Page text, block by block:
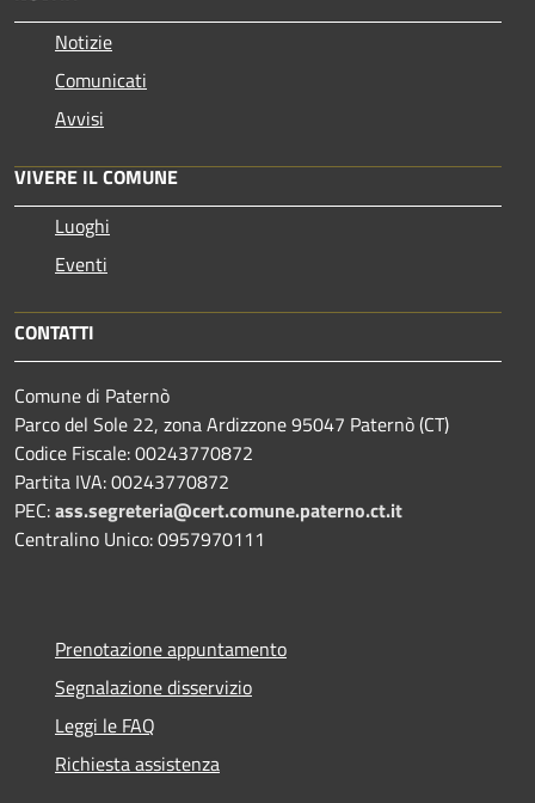
Notizie
Comunicati
Avvisi
VIVERE IL COMUNE
Luoghi
Eventi
CONTATTI
Comune di Paternò
Parco del Sole 22, zona Ardizzone 95047 Paternò (CT)
Codice Fiscale: 00243770872
Partita IVA: 00243770872
PEC:ass.segreteria@cert.comune.paterno.ct.it
Centralino Unico: 0957970111
Prenotazione appuntamento
Segnalazione disservizio
Leggi le FAQ
Richiesta assistenza